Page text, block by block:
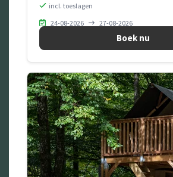
incl. toeslagen
24-08-2026
27-08-2026
Boek nu